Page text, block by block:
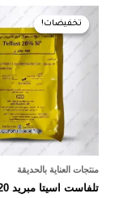
تخفيضات!
تخفيضات!
منتجات العناية بالحديقة
السعر
الأصلي
45,00 EGP.